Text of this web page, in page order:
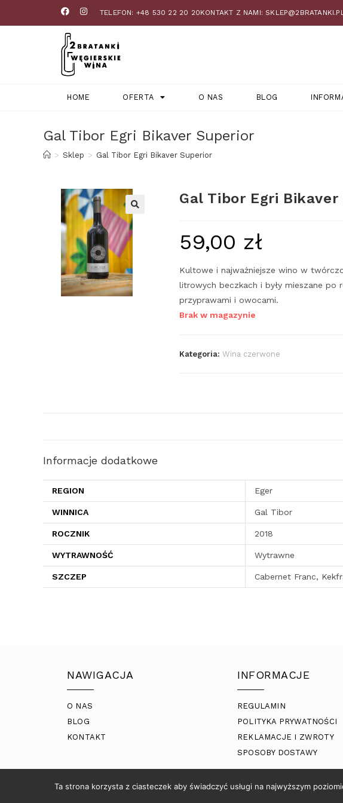
TELEFON: +48 530 22 20 20KONTAKT Z NAMI:
HOME OFERTA O NAS BLOG
Gal Tibor Egri Bikaver Superior
> Sklep > Gal Tibor Egri Bikaver Superior
Gal Tibor Egri
59,00 zł
Kultowe i najważniejsze wino w
litrowych beczkach i były mieszane po
przyprawami i owocami.
Brak w magazynie
Kategoria: Wina czerwone
Informacje dodatkowe
REGION Eger
WINNICA Gal Tibor
ROCZNIK 2018
WYTRAWNOŚĆ Wytrawne
SZCZEP Cabernet Franc,
NAWIGACJA
O NAS
BLOG
KONTAKT
INFORMACJE
REGULAMIN
POLITYKA PRYWATNOŚCI
REKLAMACJE I ZWROTY
SPOSOBY DOSTAWY
© COPYRIGHT 2021 2BRATANKI | VARTO.PL
Ta strona korzysta z ciasteczek aby świadczyć usługi na najwyższym